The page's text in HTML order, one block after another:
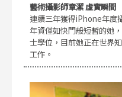
藝術攝影師章潔 虛實瞬間
連續三年獲得iPhone年度
年資僅如快門般短暫的她
士學位，目前她正在世界
工作。